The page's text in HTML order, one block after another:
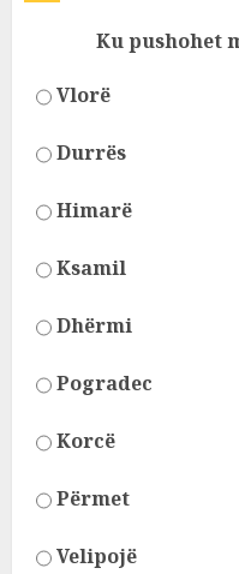
Ku pushohet
Vlorë
Durrës
Himarë
Ksamil
Dhërmi
Pogradec
Korcë
Përmet
Velipojë